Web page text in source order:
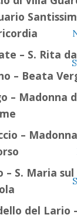
– S. Rita
– Beata
– Madonna
–
– S. Maria
del Lario